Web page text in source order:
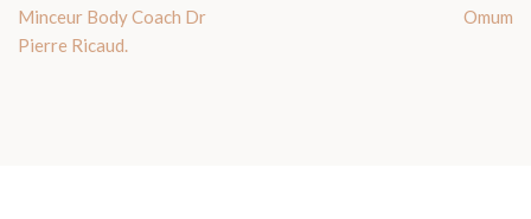
Minceur Body Coach Dr
Pierre Ricaud.
Omum